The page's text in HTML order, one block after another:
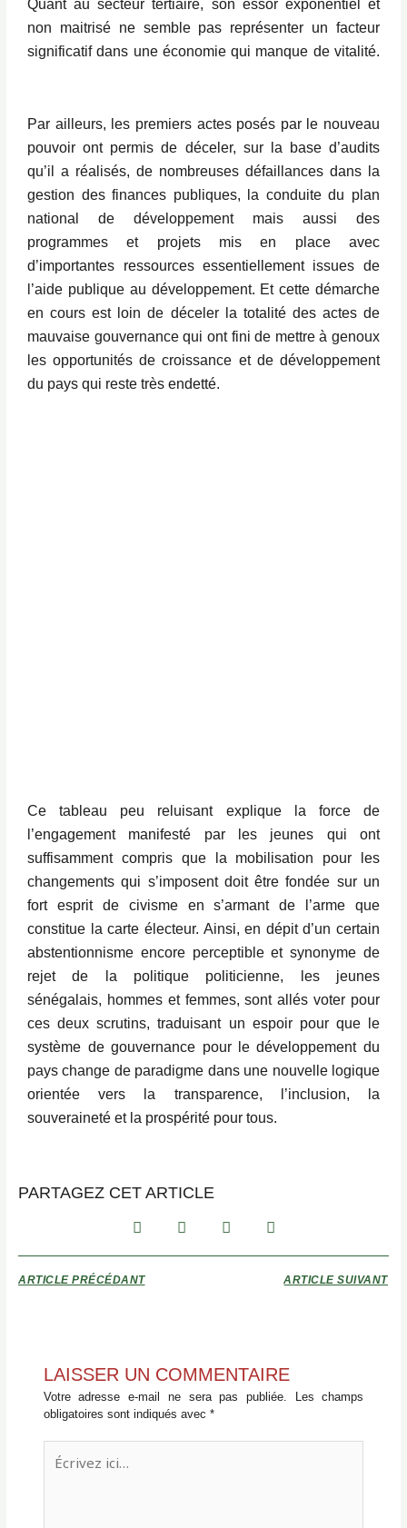
Quant au secteur tertiaire, son essor exponentiel et
non maitrisé ne semble pas représenter un facteur
significatif dans une économie qui manque de vitalité.
Par ailleurs, les premiers actes posés par le nouveau
pouvoir ont permis de déceler, sur la base d’audits
qu’il a réalisés, de nombreuses défaillances dans la
gestion des finances publiques, la conduite du plan
national de développement mais aussi des
programmes et projets mis en place avec
d’importantes ressources essentiellement issues de
l’aide publique au développement. Et cette démarche
en cours est loin de déceler la totalité des actes de
mauvaise gouvernance qui ont fini de mettre à genoux
les opportunités de croissance et de développement
du pays qui reste très endetté.
Ce tableau peu reluisant explique la force de
l’engagement manifesté par les jeunes qui ont
suffisamment compris que la mobilisation pour les
changements qui s’imposent doit être fondée sur un
fort esprit de civisme en s’armant de l’arme que
constitue la carte électeur. Ainsi, en dépit d’un certain
abstentionnisme encore perceptible et synonyme de
rejet de la politique politicienne, les jeunes
sénégalais, hommes et femmes, sont allés voter pour
ces deux scrutins, traduisant un espoir pour que le
système de gouvernance pour le développement du
pays change de paradigme dans une nouvelle logique
orientée vers la transparence, l’inclusion, la
souveraineté et la prospérité pour tous.
PARTAGEZ CET ARTICLE
ARTICLE PRÉCÉDANT ARTICLE SUIVANT
LAISSER UN COMMENTAIRE
Votre adresse e-mail ne sera pas publiée.
Les champs
obligatoires sont indiqués avec *
ici…